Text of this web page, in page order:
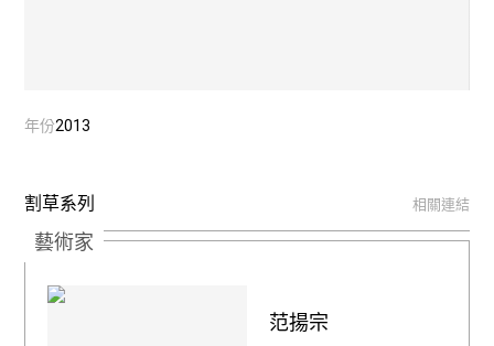
年份2013
割草系列 相關連結
藝術家
范揚宗